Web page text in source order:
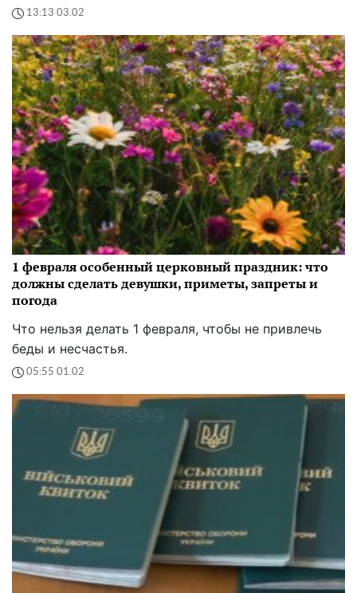
13:13 03.02
1 февраля особенный церковный праздник: что
должны сделать девушки, приметы, запреты и
погода
Что нельзя делать 1 февраля, чтобы не привлечь
беды и несчастья.
05:55 01.02